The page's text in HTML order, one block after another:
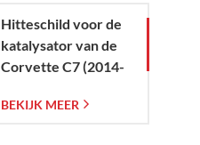
Hitteschild voor de
katalysator van de
Corvette C7 (2014-
BEKIJK MEER